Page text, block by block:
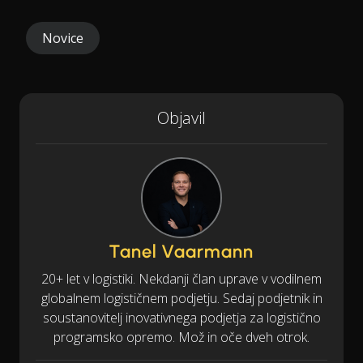
Novice
Objavil
Tanel Vaarmann
20+ let v logistiki. Nekdanji član uprave v vodilnem
globalnem logističnem podjetju. Sedaj podjetnik in
soustanovitelj inovativnega podjetja za logistično
programsko opremo. Mož in oče dveh otrok.